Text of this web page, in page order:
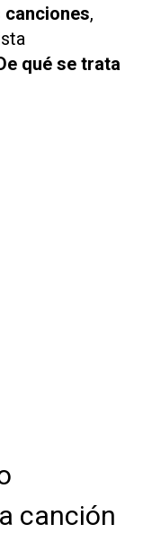
canciones,
qué se trata
canción